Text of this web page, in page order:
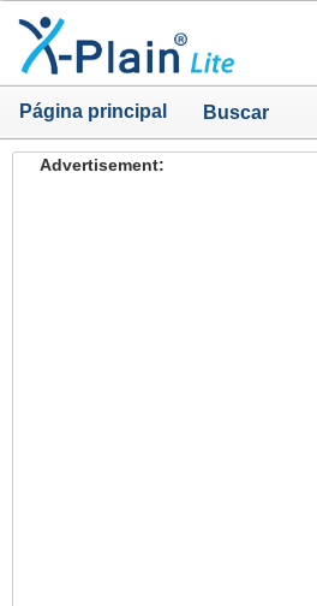
Página principal Buscar
Advertisement: